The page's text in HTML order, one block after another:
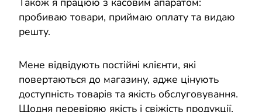
пробиваю товари, приймаю оплату та видаю
решту.
Мене відвідують постійні клієнти, які
повертаються до магазину, адже цінують
доступність товарів та якість обслуговування.
Щодня перевіряю якість і свіжість продукції,